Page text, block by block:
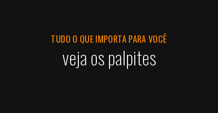
TUDO O QUE IMPORTA PARA VOCÊ
veja os palpites